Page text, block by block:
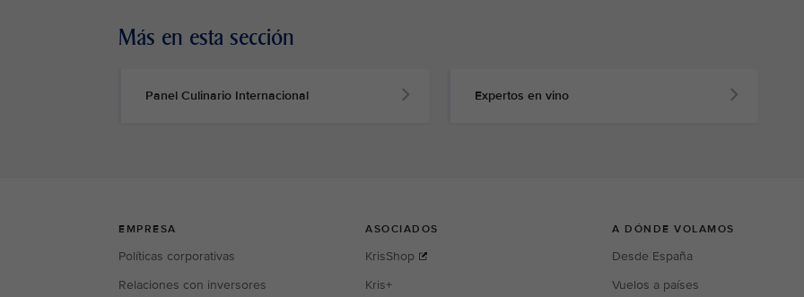
Más en esta sección
Panel Culinario Internacional Expertos en vino